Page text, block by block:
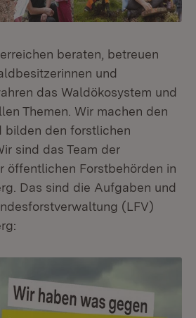
beraten, betreuen
und
das Waldökosystem und
Themen. Wir machen den
bilden den forstlichen
sind das Team der
öffentlichen Forstbehörden in
Das sind die Aufgaben und
(LFV)